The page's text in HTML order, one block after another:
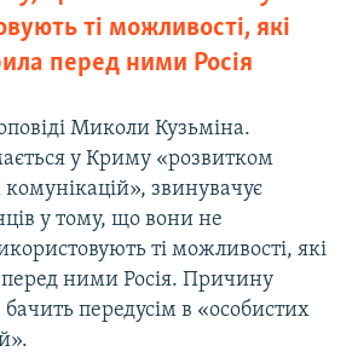
ті можливості, які
перед ними Росія
Миколи Кузьміна.
у Криму «розвитком
звинувачує
у тому, що вони не
ті можливості, які
перед ними Росія. Причину
передусім в «особистих